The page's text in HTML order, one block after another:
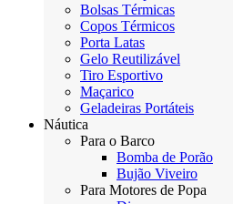
Bolsas Térmicas
Copos Térmicos
Porta Latas
Gelo Reutilizável
Tiro Esportivo
Maçarico
Geladeiras Portáteis
Náutica
Para o Barco
Bomba de Porão
Bujão Viveiro
Para Motores de Popa